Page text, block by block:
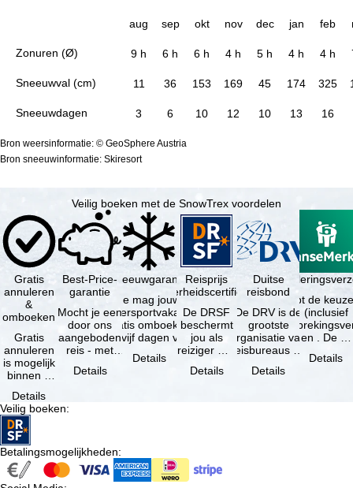
Zonuren (Ø)
Sneeuwval (cm)
Sneeuwdagen
aug sep okt nov dec jan feb
9 h 6 h 6 h 4 h 5 h 4 h 4 h
11 36 153 169 45 174 325
3 6 10 12 10 13 16
Bron weersinformatie: © GeoSphere Austria
Bron sneeuwinformatie: Skiresort
Veilig boeken met de SnowTrex voordelen
Gratis
annuleren
&
omboeken
Gratis
annuleren
is mogelijk
binnen 5
de
boeking,
als jouw
vakantie …
Details
Best-Price-
garantie
Mocht je een
door ons
aangeboden
reis - met
beschikbaarheid
Details
Sneeuwgarantie
Je mag jouw
wintersportvakantie
gratis omboeken
als vijf dagen voor
Details
Reisprijs
zekerheidscertificaat
De DRSF
beschermt
jou als
reiziger met
pakketreis
Details
Duitse
reisbond
De DRV is de
grootste
organisatie van
reisbureaus en
in Duitsland. …
Details
Je hebt de
(inclusief
en . De …
Details
Veilig boeken:
Betalingsmogelijkheden: